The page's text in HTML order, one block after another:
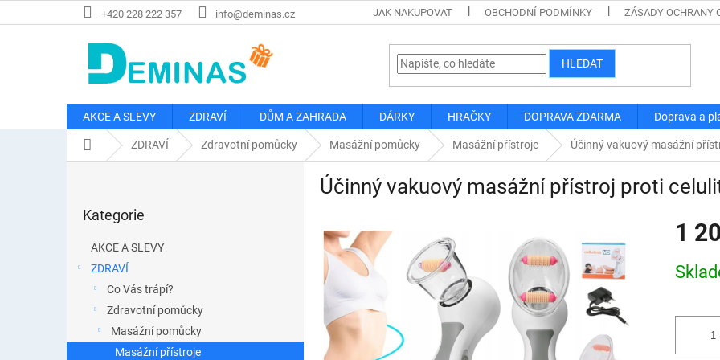
na
+420 228 222 357 info@deminas.cz JAK NAKUPOVAT OBCHODNÍ PODMÍNKY ZÁSADY OCHRANY
HLEDAT
AKCE A SLEVY ZDRAVÍ DŮM A ZAHRADA DÁRKY HRAČKY DOPRAVA ZDARMA Doprava a
Domů ZDRAVÍ Zdravotní pomůcky Masážní pomůcky Masážní přístroje Účinný vakuový masážní
a
kategorie
Kategorie
AKCE A SLEVY
ZDRAVÍ
Co Vás trápí?
Zdravotní pomůcky
Masážní pomůcky
Masážní přístroje
Účinný vakuový masážní přístroj proti
1
cena: